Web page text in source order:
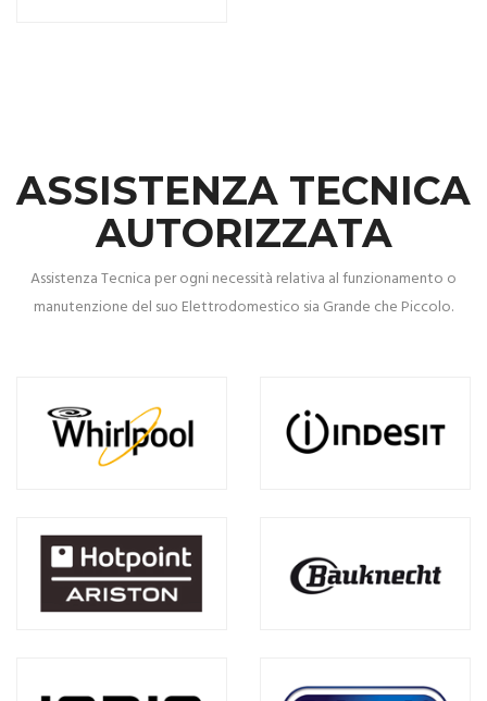
ASSISTENZA TECNICA
AUTORIZZATA
Assistenza Tecnica per ogni necessità relativa al funzionamento o
manutenzione del suo Elettrodomestico sia Grande che Piccolo.